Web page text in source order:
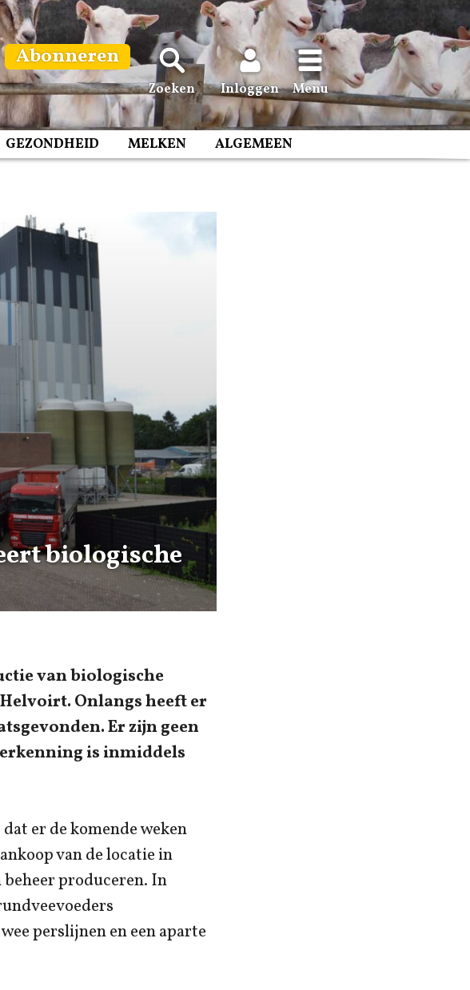
Abonneren
Zoeken Inloggen Menu
GEZONDHEID MELKEN ALGEMEEN
biologische
van biologische
Onlangs heeft er
Er zijn geen
is inmiddels
er de komende weken
van de locatie in
produceren. In
perslijnen en een aparte